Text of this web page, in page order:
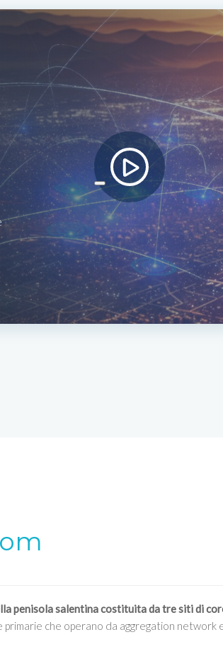
penisola salentina costituita da tre siti di
primarie che operano da aggregation